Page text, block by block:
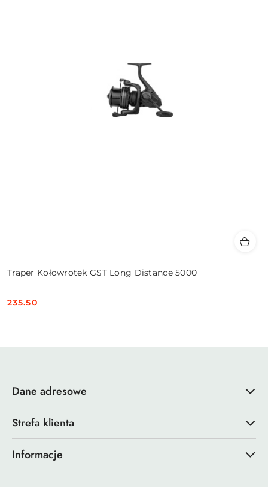
Traper Kołowrotek GST Long Distance 5000
Cena:
235.50
Dane adresowe
Strefa klienta
Informacje